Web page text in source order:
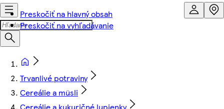
Preskočiť na hlavný obsah
Preskočiť na vyhľadávanie
Trvanlivé potraviny
Cereálie a müsli